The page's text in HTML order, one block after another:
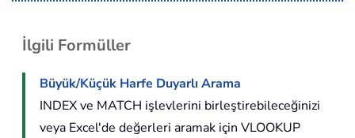
İlgili Formüller
Büyük/Küçük Harfe Duyarlı Arama
INDEX ve MATCH işlevlerini birleştirebileceğinizi
veya Excel'de değerleri aramak için VLOOKUP